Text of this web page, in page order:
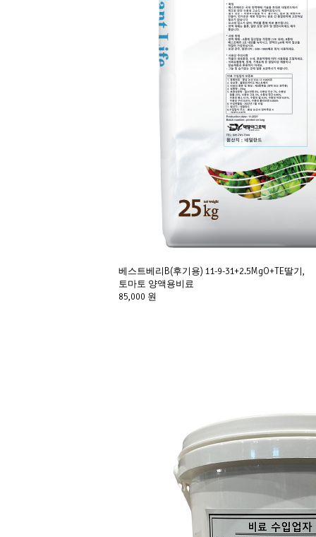
베스트베리B(후기용) 11-9-31+2.5MgO+TE딸기,
토마토 양액용비료
85,000 원